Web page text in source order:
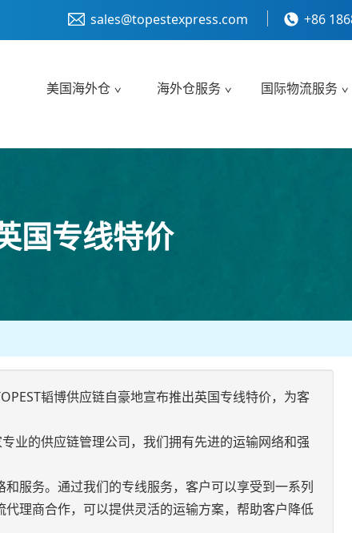
sales@topestexpress.com +86
美国海外仓 海外仓服务 国际物流服务
国专线特价
韬博供应链自豪地宣布推出英国专线特价，为客
业的供应链管理公司，我们拥有先进的运输网络和强
服务。通过我们的专线服务，客户可以享受到一系列
理商合作，可以提供灵活的运输方案，帮助客户降低